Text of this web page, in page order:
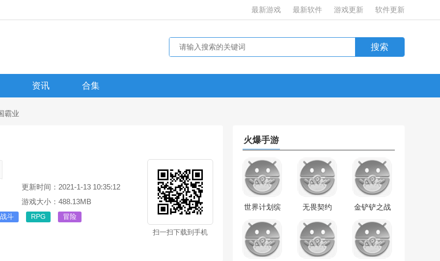
最新游戏 最新软件 游戏更新 软件更新
资讯 合集
霸业
更新时间：2021-1-13 10:35:12
游戏大小：488.13MB
斗 RPG
冒险
扫一扫下载到手机
火爆手游
世界计划缤
无畏契约 金铲铲之战